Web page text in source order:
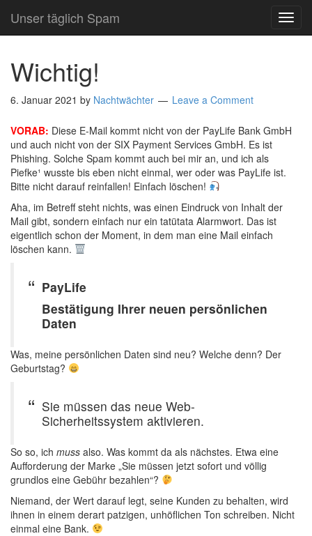
Unser täglich Spam
Wichtig!
6. Januar 2021 by Nachtwächter Leave a Comment
VORAB: Diese E-Mail kommt nicht von der PayLife Bank GmbH
und auch nicht von der SIX Payment Services GmbH. Es ist
Phishing. Solche Spam kommt auch bei mir an, und ich als
Piefke¹ wusste bis eben nicht einmal, wer oder was PayLife ist.
Bitte nicht darauf reinfallen! Einfach löschen!
Aha, im Betreff steht nichts, was einen Eindruck von Inhalt der
Mail gibt, sondern einfach nur ein tatütata Alarmwort. Das ist
eigentlich schon der Moment, in dem man eine Mail einfach
löschen kann.
PayLife
Bestätigung Ihrer neuen persönlichen
Daten
Was, meine persönlichen Daten sind neu? Welche denn? Der
Geburtstag?
Sie müssen das neue Web-
Sicherheitssystem aktivieren.
So so, ich muss also. Was kommt da als nächstes. Etwa eine
Aufforderung der Marke „Sie müssen jetzt sofort und völlig
grundlos eine Gebühr bezahlen“?
Niemand, der Wert darauf legt, seine Kunden zu behalten, wird
ihnen in einem derart patzigen, unhöflichen Ton schreiben. Nicht
einmal eine Bank.